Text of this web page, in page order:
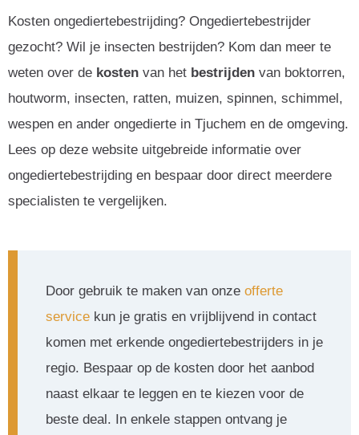
Kosten ongediertebestrijding? Ongediertebestrijder
gezocht? Wil je insecten bestrijden? Kom dan meer te
weten over de kosten van het bestrijden van boktorren,
houtworm, insecten, ratten, muizen, spinnen, schimmel,
wespen en ander ongedierte in Tjuchem en de omgeving.
Lees op deze website uitgebreide informatie over
ongediertebestrijding en bespaar door direct meerdere
specialisten te vergelijken.
Door gebruik te maken van onze offerte
service kun je gratis en vrijblijvend in contact
komen met erkende ongediertebestrijders in je
regio. Bespaar op de kosten door het aanbod
naast elkaar te leggen en te kiezen voor de
beste deal. In enkele stappen ontvang je